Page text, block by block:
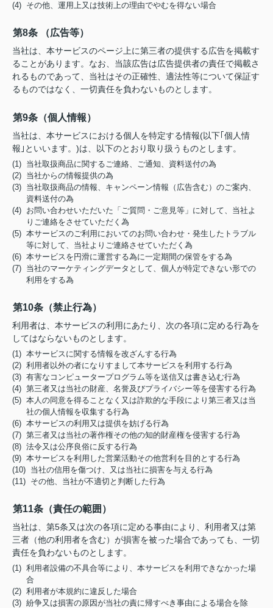
(4) その他、運用上又は技術上の理由でやむを得ない場合
第8条 （広告等）
当社は、本サービスのページ上に第三者の提供する広告を掲載す
ることがあります。なお、当該広告は広告提供者の責任で掲載さ
れるものであって、当社はその正確性、適法性等について保証す
るものではなく、一切責任を負わないものとします。
第9条（個人情報）
当社は、本サービスにおける個人を特定する情報(以下｢個人情
報｣といいます。)は、以下のとおり取り扱うものとします。
(1) 当社取扱商品に関するご連絡、ご通知、資料送付の為
(2) 当社からの情報提供の為
(3) 当社取扱商品の情報、キャンペーン情報（広告含む）のご案内、
資料送付の為
(4) お問い合わせいただいた「ご質問・ご意見等」に対して、当社よ
りご連絡をさせていただく為
(5) 本サービスのご利用においてのお問い合わせ・発生したトラブル
等に対して、当社よりご連絡させていただく為
(6) 本サービスを円滑に運営する為に一定期間の保管をする為
(7) 当社のマーケティングデータとして、個人が特定できない形での
利用をする為
第10条（禁止行為）
利用者は、本サービスの利用にあたり、次の各項に定める行為を
してはならないものとします。
(1) 本サービスに関する情報を改ざんする行為
(2) 利用者以外の者になりすまして本サービスを利用する行為
(3) 有害なコンピュータープログラム等を送信又は書き込む行為
(4) 第三者又は当社の財産、名誉及びプライバシー等を侵害する行為
(5) 本人の同意を得ることなく又は詐欺的な手段により第三者又は当
社の個人情報を収集する行為
(6) 本サービスの利用又は提供を妨げる行為
(7) 第三者又は当社の著作権その他の知的財産権を侵害する行為
(8) 法令又は公序良俗に反する行為
(9) 本サービスを利用した営業活動その他営利を目的とする行為
(10) 当社の信用を傷つけ、又は当社に損害を与える行為
(11) その他、当社が不適切と判断した行為
第11条（責任の範囲）
当社は、第5条又は次の各項に定める事由により、利用者又は第
三者（他の利用者を含む）が損害を被った場合であっても、一切
責任を負わないものとします。
(1) 利用者設備の不具合等により、本サービスを利用できなかった場
合
(2) 利用者が本規約に違反した場合
(3) 紛争又は損害の原因が当社の責に帰すべき事由による場合を除